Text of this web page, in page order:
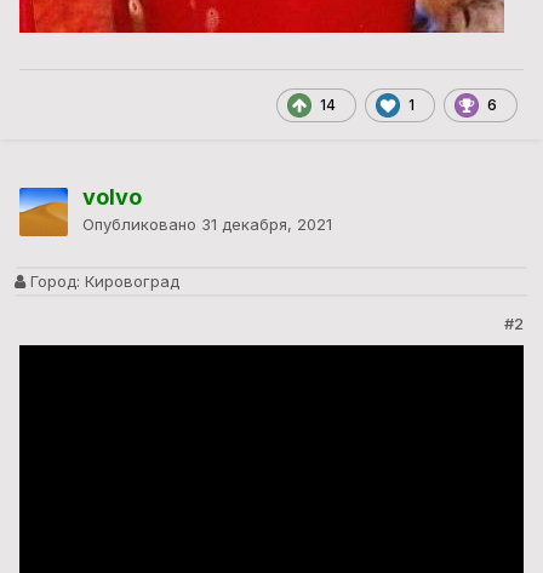
14 1 6
volvo
Опубликовано 31 декабря, 2021
Город: Кировоград
#2